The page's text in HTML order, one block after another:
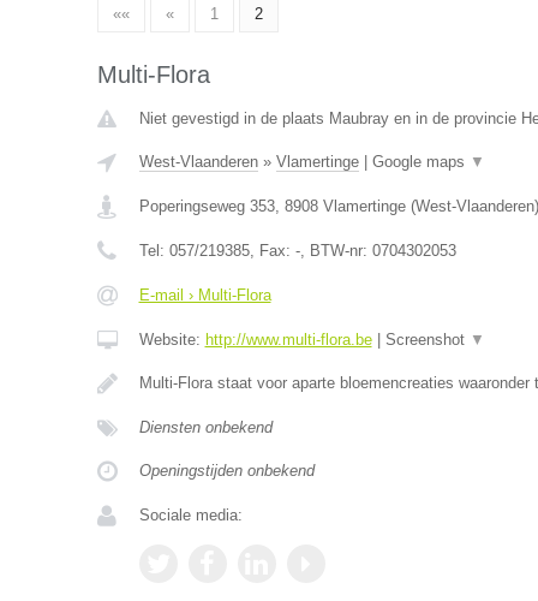
«« « 1 2
Multi-Flora
Niet gevestigd in de plaats Maubray en in de provincie
West-Vlaanderen» Vlamertinge| Google maps ▼
Poperingseweg 353, 8908 Vlamertinge(West-Vlaanderen)
Tel: 057/219385, Fax: -, BTW-nr: 0704302053
E-mail › Multi-Flora
Website: http://www.multi-flora.be| Screenshot ▼
Multi-Flora staat voor aparte bloemencreaties waaronder
Diensten onbekend
Openingstijden onbekend
Sociale media: